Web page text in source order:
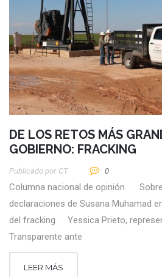
DE LOS RETOS MÁS
GOBIERNO: FRACKING
Publicado por CT 0
Columna nacional de opinión
declaraciones de Susana Muhamad
del fracking Yessica Prieto,
Transparente ante
LEER MÁS